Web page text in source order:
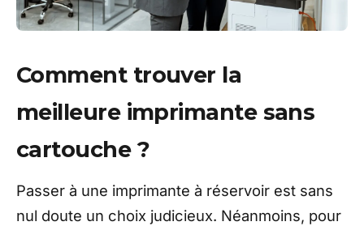
Comment trouver la
meilleure imprimante sans
cartouche ?
Passer à une imprimante à réservoir est sans
nul doute un choix judicieux. Néanmoins, pour